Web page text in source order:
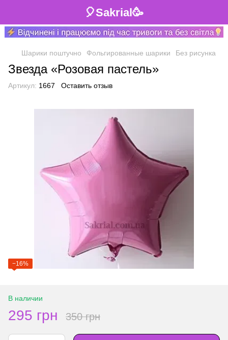
🎈Sakrial🥳
Шарики поштучно Фольгированные шарики Без рисунка
Звезда «Розовая пастель»
Артикул: 1667 Оставить отзыв
−16%
В наличии
295 грн 350 грн